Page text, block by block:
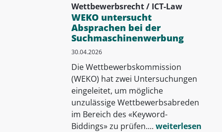
Wettbewerbsrecht / ICT-Law
WEKO untersucht
Absprachen bei der
Suchmaschinenwerbung
30.04.2026
Die Wettbewerbskommission
(WEKO) hat zwei Untersuchungen
eingeleitet, um mögliche
unzulässige Wettbewerbsabreden
im Bereich des «Keyword-
Biddings» zu prüfen.... weiterlesen